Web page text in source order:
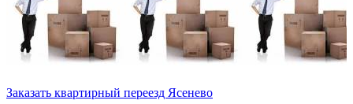
Заказать квартирный переезд Ясенево